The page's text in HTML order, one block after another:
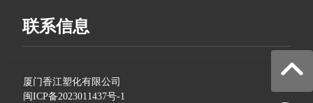
联系信息
厦门香江塑化有限公司
闽ICP备2023011437号-1